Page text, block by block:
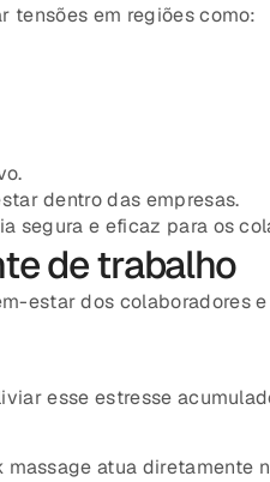
tensões em regiões como:
dentro das empresas.
segura e eficaz para os
de trabalho
estar dos colaboradores
esse estresse
atua diretamente